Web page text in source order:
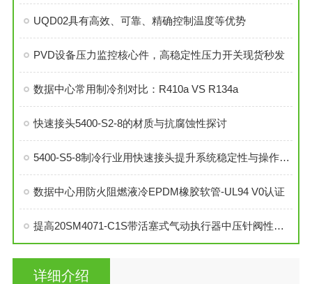
UQD02具有高效、可靠、精确控制温度等优势
PVD设备压力监控核心件，高稳定性压力开关现货秒发
数据中心常用制冷剂对比：R410a VS R134a
快速接头5400-S2-8的材质与抗腐蚀性探讨
5400-S5-8制冷行业用快速接头提升系统稳定性与操作便捷性
数据中心用防火阻燃液冷EPDM橡胶软管-UL94 V0认证
提高20SM4071-C1S带活塞式气动执行器中压针阀性能的技巧
详细介绍